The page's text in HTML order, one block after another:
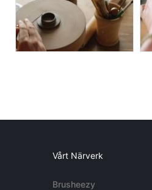
Vårt Närverk
Brusheezy